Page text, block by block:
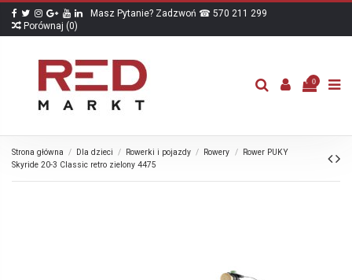
Masz Pytanie? Zadzwoń ☎ 570 211 299
Porównaj (0)
0
Strona główna Dla dzieci Rowerki i pojazdy Rowery
Rower PUKY
Skyride 20-3 Classic retro zielony 4475